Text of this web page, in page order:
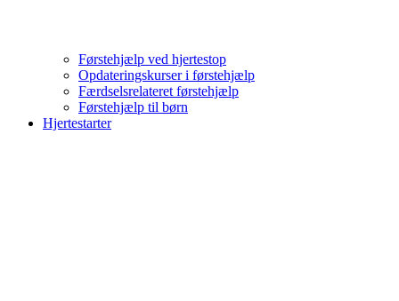
Førstehjælp ved hjertestop
Opdateringskurser i førstehjælp
Færdselsrelateret førstehjælp
Førstehjælp til børn
Hjertestarter